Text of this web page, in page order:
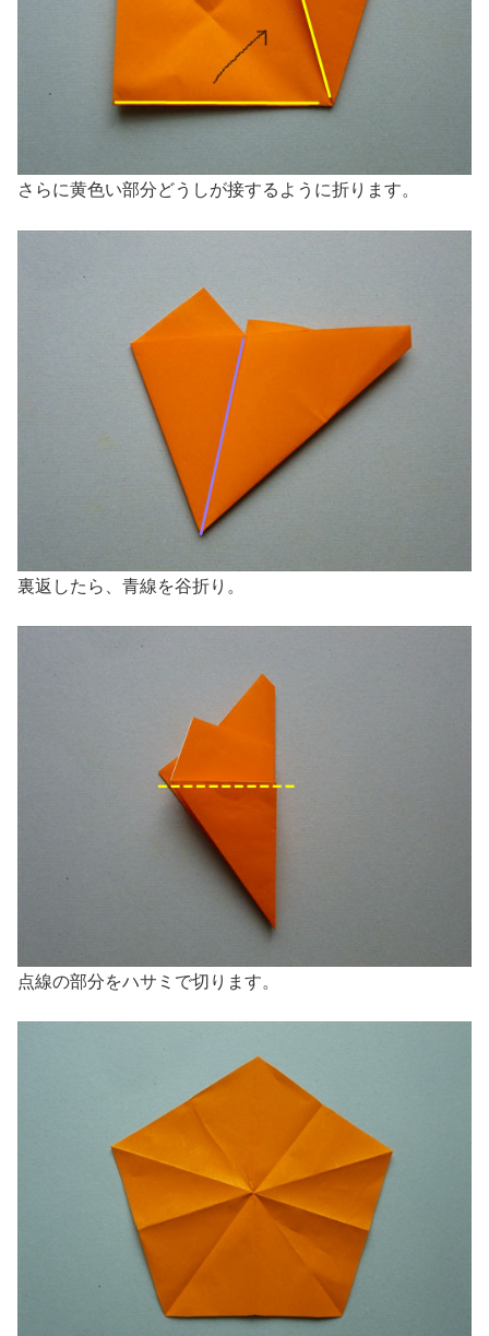
さらに黄色い部分どうしが接するように折ります。
裏返したら、青線を谷折り。
点線の部分をハサミで切ります。